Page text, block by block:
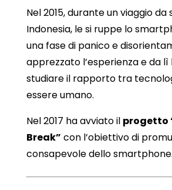
Nel 2015, durante un viaggio da
Indonesia, le si ruppe lo
una fase di panico e
apprezzato l’esperienza e da lì
studiare il rapporto tra
essere umano.
Nel 2017 ha avviato il progetto
Break” con l’obiettivo di
consapevole dello smartphone.